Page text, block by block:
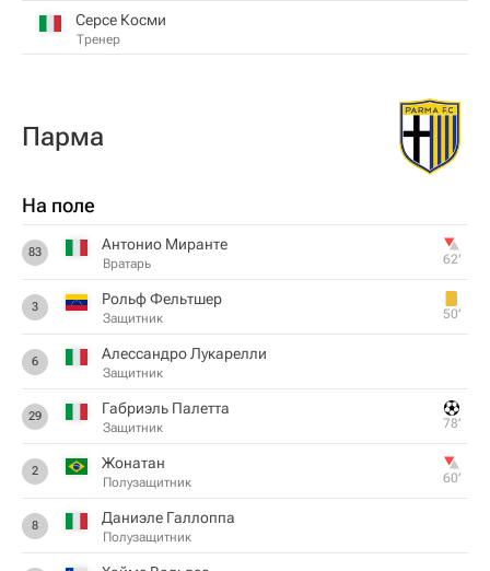
Серсе Косми
Тренер
Парма
На поле
83 Антонио Миранте
Вратарь 62‎’‎
3 Рольф Фельтшер
Защитник 50‎’‎
6 Алессандро Лукарелли
Защитник
29 Габриэль Палетта
Защитник 78‎’‎
2 Жонатан
Полузащитник 60‎’‎
8 Даниэле Галлоппа
Полузащитник